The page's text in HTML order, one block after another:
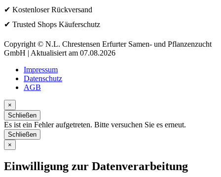
✔ Kostenloser Rückversand
✔ Trusted Shops Käuferschutz
Copyright © N.L. Chrestensen Erfurter Samen- und Pflanzenzucht
GmbH | Aktualisiert am 07.08.2026
Impressum
Datenschutz
AGB
×
Schließen
Es ist ein Fehler aufgetreten. Bitte versuchen Sie es erneut.
Schließen
×
Einwilligung zur Datenverarbeitung